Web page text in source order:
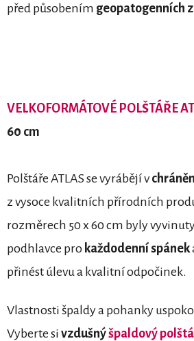
před působením geopatogenních
VELKOFORMÁTOVÉ POLŠTÁŘE
60 cm
Polštáře ATLAS se vyrábějí v
z vysoce kvalitních přírodních
rozměrech 50 x 60 cm byly
podhlavce pro každodenní spánek
přinést úlevu a kvalitní odpočinek.
Vlastnosti špaldy a pohanky
Vyberte si vzdušnýšpaldový